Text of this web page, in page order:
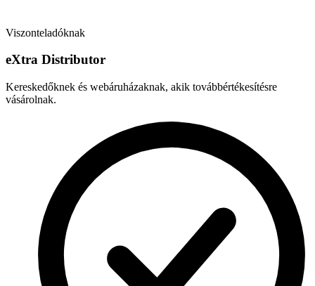
Viszonteladóknak
eXtra Distributor
Kereskedőknek és webáruházaknak, akik továbbértékesítésre
vásárolnak.